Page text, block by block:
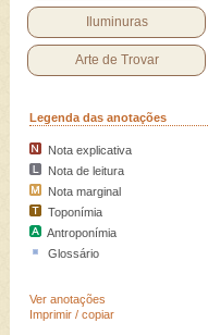
Iluminuras
Arte de Trovar
Legenda das anotações
Nota explicativa
Nota de leitura
Nota marginal
Toponímia
Antroponímia
Glossário
Ver anotações
Imprimir / copiar